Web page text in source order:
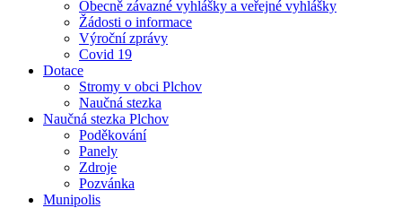
Obecně závazné vyhlášky a veřejné vyhlášky
Žádosti o informace
Výroční zprávy
Covid 19
Dotace
Stromy v obci Plchov
Naučná stezka
Naučná stezka Plchov
Poděkování
Panely
Zdroje
Pozvánka
Munipolis